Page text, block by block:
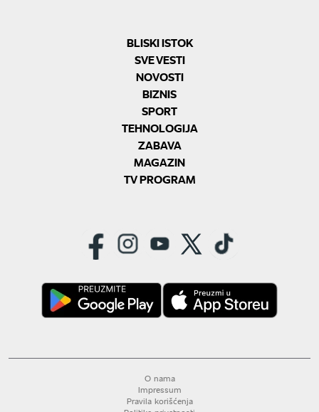
BLISKI ISTOK
SVE VESTI
NOVOSTI
BIZNIS
SPORT
TEHNOLOGIJA
ZABAVA
MAGAZIN
TV PROGRAM
O nama
Impressum
Pravila korišćenja